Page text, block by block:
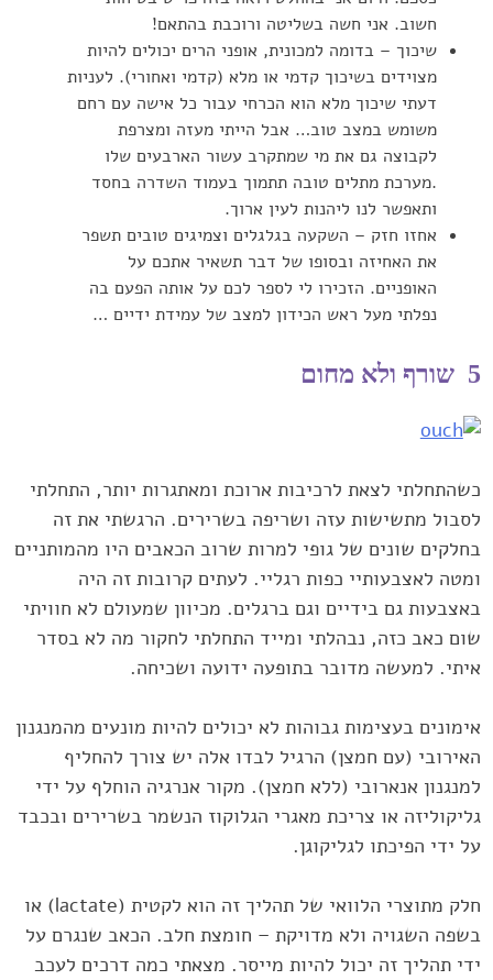
חשוב. אני חשה ‏בשליטה ורוכבת בהתאם!‏
שיכוך – בדומה למכונית, אופני הרים יכולים להיות
מצוידים בשיכוך ‏קדמי או מלא (קדמי ואחורי). לעניות
דעתי שיכוך מלא הוא הכרחי ‏עבור כל אישה עם רחם
משומש במצב טוב… אבל הייתי מעזה ‏ומצרפת
לקבוצה גם את מי שמתקרב עשור הארבעים שלו
.מערכת ‏מתלים טובה תתמוך בעמוד השדרה בחסד
ותאפשר לנו ליהנות לעין ‏ארוך.‏
אחזו חזק – השקעה בגלגלים וצמיגים טובים תשפר
את האחיזה ‏ובסופו של דבר תשאיר אתכם על
האופניים. הזכירו לי לספר לכם על ‏אותה הפעם בה
נפלתי מעל ראש הכידון למצב של עמידת ידיים …‏
5 שורף ולא מחום
כשהתחלתי לצאת לרכיבות ארוכת ומאתגרות יותר, ‏התחלתי
לסבול מתשישות עזה ושריפה בשרירים. הרגשתי את זה
בחלקים ‏שונים של גופי למרות שרוב הכאבים היו מהמותניים
ומטה לאצבעותיי ‏כפות רגליי. לעתים קרובות זה היה
באצבעות גם בידיים וגם ברגלים. מכיוון ‏שמעולם לא חוויתי
שום כאב כזה, נבהלתי ומייד התחלתי לחקור מה לא ‏בסדר
איתי. למעשה מדובר בתופעה ידועה ושכיחה. ‏
אימונים בעצימות גבוהות לא יכולים להיות מונעים מהמנגנון
האירובי (עם ‏חמצן) הרגיל לבדו אלה יש צורך להחליף
למנגנון אנארובי (ללא חמצן). ‏מקור אנרגיה הוחלף על ידי
גליקוליזה או צריכת מאגרי הגלוקוז הנשמר ‏בשרירים ובכבד
על ידי הפיכתו לגליקוגן. ‏
חלק מתוצרי הלוואי של תהליך זה הוא לקטית (‏lactate‏) או
בשפה השגויה ‏ולא מדויקת – חומצת חלב. הכאב שנגרם על
ידי תהליך זה יכול להיות ‏מייסר. מצאתי כמה דרכים לעכב